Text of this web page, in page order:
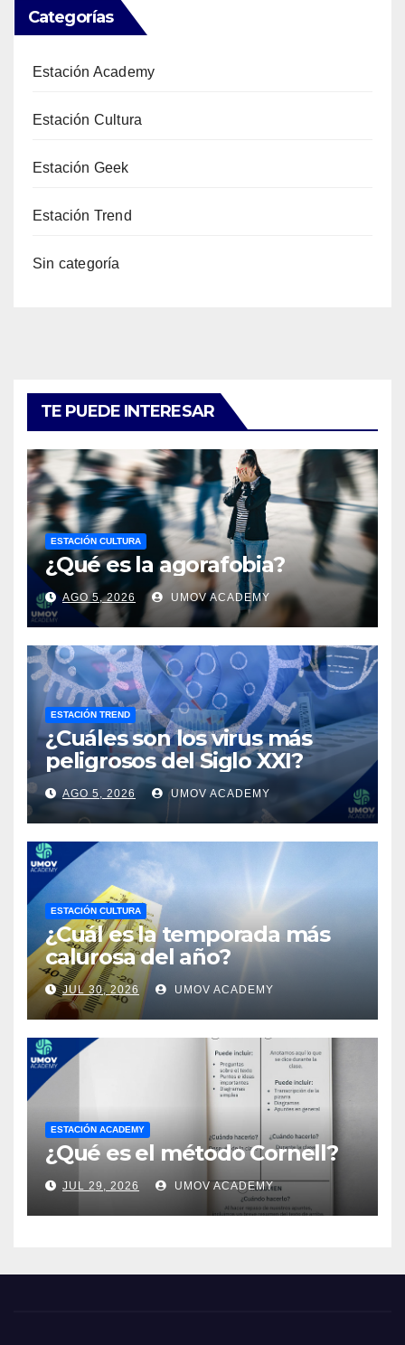
Categorías
Estación Academy
Estación Cultura
Estación Geek
Estación Trend
Sin categoría
TE PUEDE INTERESAR
ESTACIÓN CULTURA
¿Qué es la agorafobia?
AGO 5, 2026 UMOV ACADEMY
ESTACIÓN TREND
¿Cuáles son los virus más
peligrosos del Siglo XXI?
AGO 5, 2026 UMOV ACADEMY
ESTACIÓN CULTURA
¿Cuál es la temporada más
calurosa del año?
JUL 30, 2026 UMOV ACADEMY
ESTACIÓN ACADEMY
¿Qué es el método Cornell?
JUL 29, 2026 UMOV ACADEMY